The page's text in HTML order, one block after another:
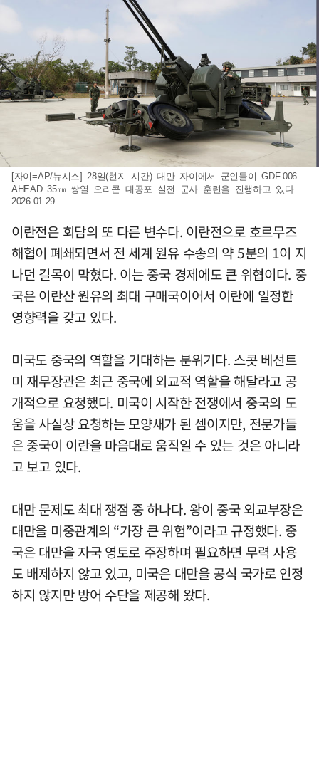
[자이=AP/뉴시스] 28일(현지 시간) 대만 자이에서 군인들이 GDF-006
AHEAD 35㎜ 쌍열 오리콘 대공포 실전 군사 훈련을 진행하고 있다.
2026.01.29.
이란전은 회담의 또 다른 변수다. 이란전으로 호르무즈
해협이 폐쇄되면서 전 세계 원유 수송의 약 5분의 1이 지
나던 길목이 막혔다. 이는 중국 경제에도 큰 위협이다. 중
국은 이란산 원유의 최대 구매국이어서 이란에 일정한
영향력을 갖고 있다.
미국도 중국의 역할을 기대하는 분위기다. 스콧 베선트
미 재무장관은 최근 중국에 외교적 역할을 해달라고 공
개적으로 요청했다. 미국이 시작한 전쟁에서 중국의 도
움을 사실상 요청하는 모양새가 된 셈이지만, 전문가들
은 중국이 이란을 마음대로 움직일 수 있는 것은 아니라
고 보고 있다.
대만 문제도 최대 쟁점 중 하나다. 왕이 중국 외교부장은
대만을 미중관계의 “가장 큰 위험”이라고 규정했다. 중
국은 대만을 자국 영토로 주장하며 필요하면 무력 사용
도 배제하지 않고 있고, 미국은 대만을 공식 국가로 인정
하지 않지만 방어 수단을 제공해 왔다.